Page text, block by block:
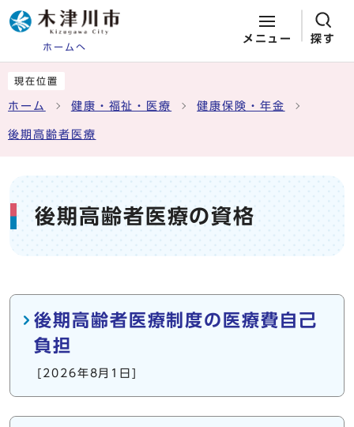
ホームへ
メニュー 探す
現在位置
ホーム 健康・福祉・医療 健康保険・年金
後期高齢者医療
後期高齢者医療の資格
メインメニュー
後期高齢者医療制度の医療費自己
負担
[2026年8月1日]